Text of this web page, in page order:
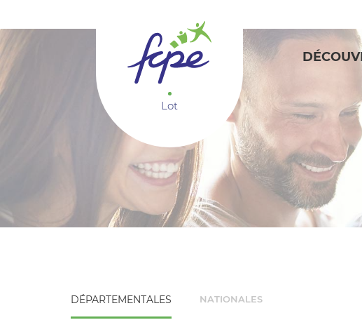
Lot
DÉPARTEMENTALES NATIONALES